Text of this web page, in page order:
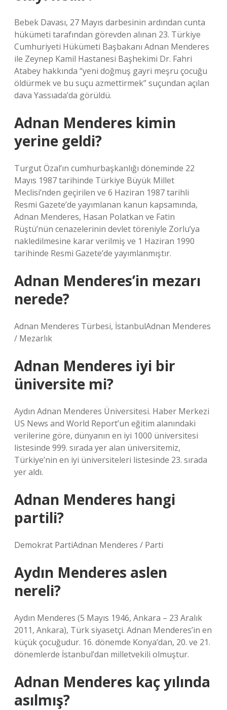
Bebek Davası, 27 Mayıs darbesinin ardından cunta
hükümeti tarafından görevden alınan 23. Türkiye
Cumhuriyeti Hükümeti Başbakanı Adnan Menderes
ile Zeynep Kamil Hastanesi Başhekimi Dr. Fahri
Atabey hakkında “yeni doğmuş gayri meşru çocuğu
öldürmek ve bu suçu azmettirmek” suçundan açılan
dava Yassıada’da görüldü.
Adnan Menderes kimin
yerine geldi?
Turgut Özal’ın cumhurbaşkanlığı döneminde 22
Mayıs 1987 tarihinde Türkiye Büyük Millet
Meclisi’nden geçirilen ve 6 Haziran 1987 tarihli
Resmi Gazete’de yayımlanan kanun kapsamında,
Adnan Menderes, Hasan Polatkan ve Fatin
Rüştü’nün cenazelerinin devlet töreniyle Zorlu’ya
nakledilmesine karar verilmiş ve 1 Haziran 1990
tarihinde Resmi Gazete’de yayımlanmıştır.
Adnan Menderes’in mezarı
nerede?
Adnan Menderes Türbesi, İstanbulAdnan Menderes
/ Mezarlık
Adnan Menderes iyi bir
üniversite mi?
Aydın Adnan Menderes Üniversitesi. Haber Merkezi
US News and World Report’un eğitim alanındaki
verilerine göre, dünyanın en iyi 1000 üniversitesi
listesinde 999. sırada yer alan üniversitemiz,
Türkiye’nin en iyi üniversiteleri listesinde 23. sırada
yer aldı.
Adnan Menderes hangi
partili?
Demokrat PartiAdnan Menderes / Parti
Aydın Menderes aslen
nereli?
Aydın Menderes (5 Mayıs 1946, Ankara – 23 Aralık
2011, Ankara), Türk siyasetçi. Adnan Menderes’in en
küçük çocuğudur. 16. dönemde Konya’dan, 20. ve 21.
dönemlerde İstanbul’dan milletvekili olmuştur.
Adnan Menderes kaç yılında
asılmış?